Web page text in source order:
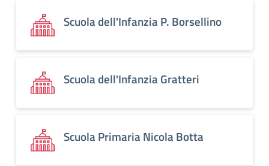
Scuola dell'Infanzia P. Borsellino
Scuola dell'Infanzia Gratteri
Scuola Primaria Nicola Botta